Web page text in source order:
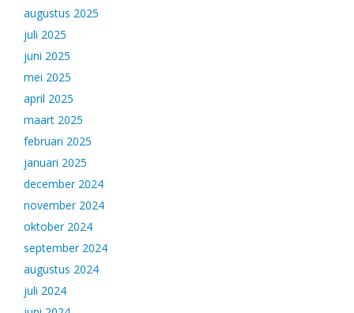
augustus 2025
juli 2025
juni 2025
mei 2025
april 2025
maart 2025
februari 2025
januari 2025
december 2024
november 2024
oktober 2024
september 2024
augustus 2024
juli 2024